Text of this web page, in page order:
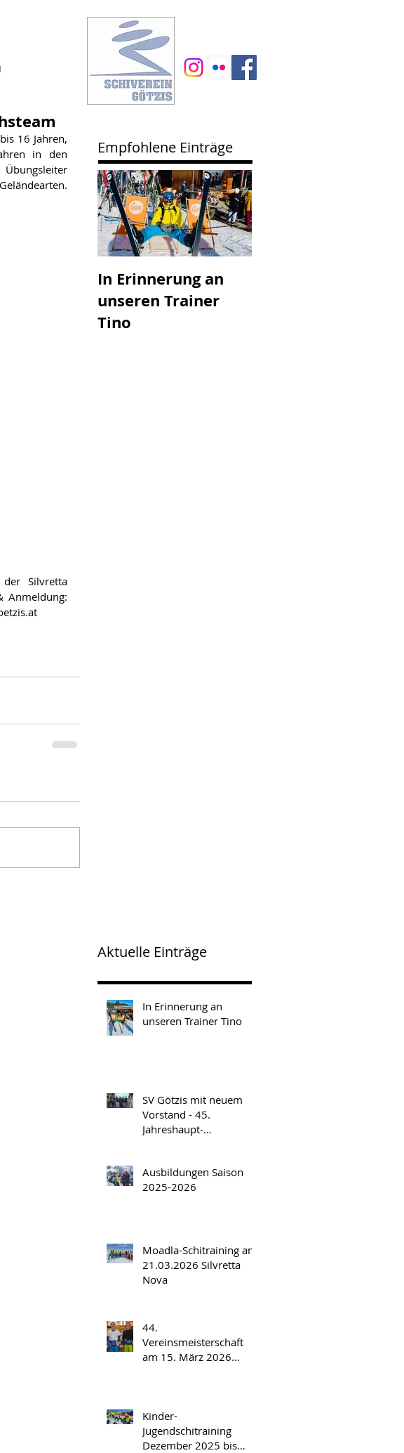
16 Jahren,
in den
Anmeldung:
Empfohlene Einträge
In Erinnerung an
unseren Trainer
Tino
Aktuelle Einträge
In Erinnerung an
unseren Trainer Tino
SV Götzis mit neuem
Vorstand - 45.
Jahreshaupt-
Ausbildungen Saison
2025-2026
Moadla-Schitraining am
21.03.2026 Silvretta
Nova
44.
Vereinsmeisterschaft
am 15. März 2026
Kinder-
Jugendschitraining
Dezember 2025 bis